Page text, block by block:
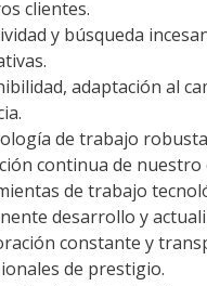
clientes.
y búsqueda
adaptación al
de trabajo robusta
continua de nuestro
de trabajo
desarrollo y
constante y
de prestigio.